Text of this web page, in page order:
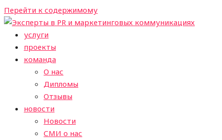
Перейти к содержимому
услуги
проекты
команда
О нас
Дипломы
Отзывы
новости
Новости
СМИ о нас